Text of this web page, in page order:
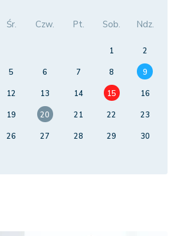
Śr. Czw. Pt. Sob. Ndz.
1
2
5 6 7 8
9
12 13 14 15
16
19 20 21 22
23
26 27 28 29
30